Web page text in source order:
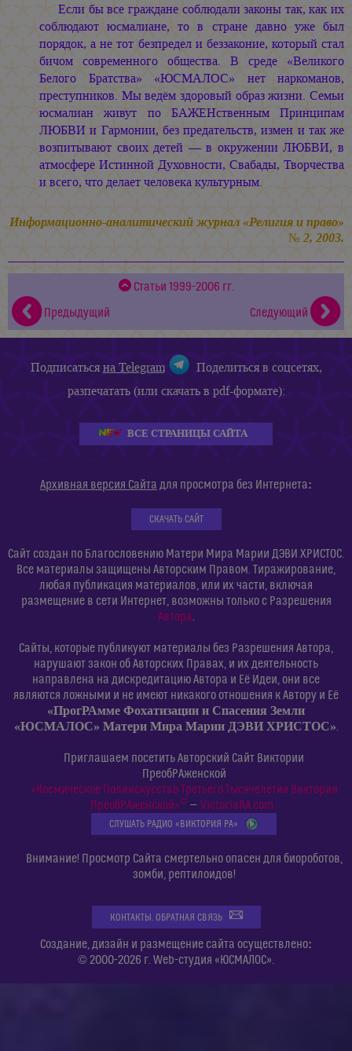
Если бы все граждане соблюдали законы так, как их
соблюдают юсмалиане, то в стране давно уже был
порядок, а не тот безпредел и беззаконие, который стал
бичом современного общества. В среде «Великого
Белого Братства» «ЮСМАЛОС» нет наркоманов,
преступников. Мы ведём здоровый образ жизни. Семьи
юсмалиан живут по БАЖЕНственным Принципам
ЛЮБВИ и Гармонии, без предательств, измен и так же
возпитывают своих детей — в окружении ЛЮБВИ, в
атмосфере Истинной Духовности, Свабады, Творчества
и всего, что делает человека культурным.
Информационно-аналитический журнал «Религия и право»
№ 2, 2003.
Статьи 1999-2006 гг.
Предыдущий
Следующий
Подписатьсяна Telegram
Поделиться в соцсетях,
разпечатать (или скачать в pdf-формате):
ВСЕ СТРАНИЦЫ САЙТА
Архивная версия Сайта для просмотра без Интернета:
СКАЧАТЬ САЙТ
Сайт создан по Благословению Матери Мира Марии ДЭВИ ХРИСТОС.
Все материалы защищены Авторским Правом. Тиражирование,
любая публикация материалов, или их части, включая
размещение в сети Интернет, возможны только с Разрешения
Автора.
Сайты, которые публикуют материалы без Разрешения Автора,
нарушают закон об Авторских Правах, и их деятельность
направлена на дискредитацию Автора и Её Идеи, они все
являются ложными и не имеют никакого отношения к Автору и Её
«ПрогРАмме Фохатизации и Спасения Земли
«ЮСМАЛОС» Матери Мира Марии ДЭВИ ХРИСТОС».
Приглашаем посетить Авторский Сайт Виктории
ПреобРАженской
«Космическое Полиискусство Третьего Тысячелетия Виктории
ПреобРАженской»©— VictoriaRA.com
СЛУШАТЬ РАДИО «ВИКТОРИЯ РА»
Внимание! Просмотр Сайта смертельно опасен для биороботов,
зомби, рептилоидов!
КОНТАКТЫ. ОБРАТНАЯ СВЯЗЬ
Создание, дизайн и размещение сайта осуществлено:
© 2000-2026 г. Web-студия «ЮСМАЛОС».